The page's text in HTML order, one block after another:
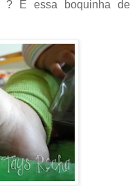
? E essa boquinha de